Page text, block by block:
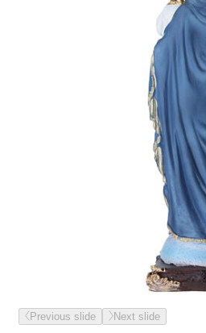
Previous slide Next slide